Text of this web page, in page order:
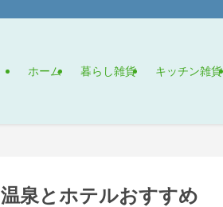
ホーム 暮らし雑貨 キッチン雑貨
泉とホテルおすすめ